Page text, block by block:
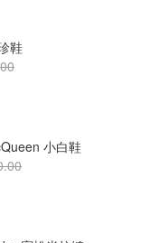
Logo 印花托特包
鞋
小白鞋